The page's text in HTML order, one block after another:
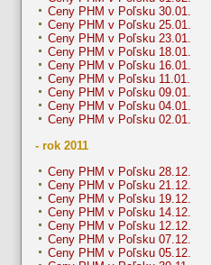
Ceny PHM v Poľsku 30.01.
Ceny PHM v Poľsku 25.01.
Ceny PHM v Poľsku 23.01.
Ceny PHM v Poľsku 18.01.
Ceny PHM v Poľsku 16.01.
Ceny PHM v Poľsku 11.01.
Ceny PHM v Poľsku 09.01.
Ceny PHM v Poľsku 04.01.
Ceny PHM v Poľsku 02.01.
- rok 2011
Ceny PHM v Poľsku 28.12.
Ceny PHM v Poľsku 21.12.
Ceny PHM v Poľsku 19.12.
Ceny PHM v Poľsku 14.12.
Ceny PHM v Poľsku 12.12.
Ceny PHM v Poľsku 07.12.
Ceny PHM v Poľsku 05.12.